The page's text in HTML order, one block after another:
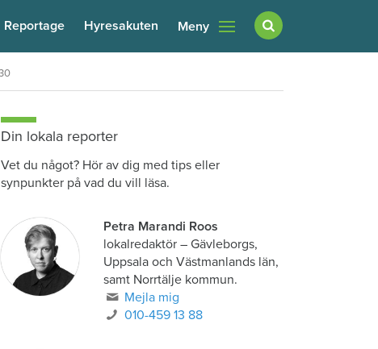
Reportage Hyresakuten Meny
Din lokala reporter
Vet du något? Hör av dig med tips eller
synpunkter på vad du vill läsa.
Petra Marandi Roos
lokalredaktör – Gävleborgs,
Uppsala och Västmanlands län,
samt Norrtälje kommun.
Mejla mig
010-459 13 88